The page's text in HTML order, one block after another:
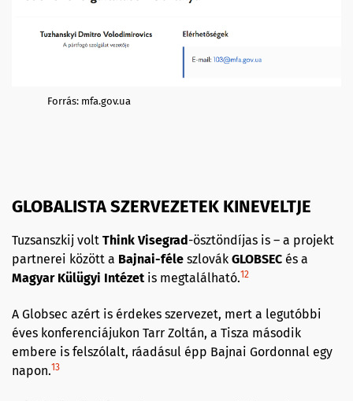
Forrás: mfa.gov.ua
GLOBALISTA SZERVEZETEK KINEVELTJE
Tuzsanszkij volt Think Visegrad-ösztöndíjas is – a projekt
partnerei között a Bajnai-féle szlovák GLOBSEC és a
Magyar Külügyi Intézet is megtalálható.12
A Globsec azért is érdekes szervezet, mert a legutóbbi
éves konferenciájukon Tarr Zoltán, a Tisza második
embere is felszólalt, ráadásul épp Bajnai Gordonnal egy
napon.13